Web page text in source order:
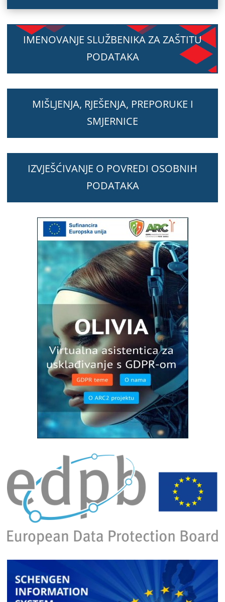
IMENOVANJE SLUŽBENIKA ZA ZAŠTITU
PODATAKA
MIŠLJENJA, RJEŠENJA, PREPORUKE I
SMJERNICE
IZVJEŠĆIVANJE O POVREDI OSOBNIH
PODATAKA